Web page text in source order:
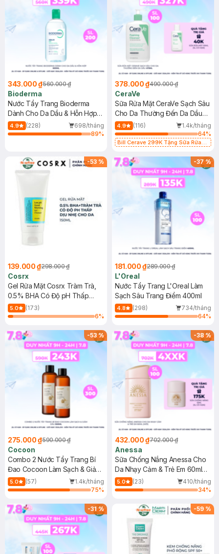
343.000 ₫560.000 ₫
Bioderma
Nước Tẩy Trang Bioderma
Dành Cho Da Dầu & Hỗn Hợp
500ml
4.9 (228)
698/tháng
89%
378.000 ₫490.000 ₫
CeraVe
Sữa Rửa Mặt CeraVe Sạch Sâu
Cho Da Thường Đến Da Dầu
473ml
4.9 (116)
1.4k/tháng
64%
Bill Cerave 299K Tặng Sữa Rửa
-53 %
139.000 ₫298.000 ₫
Cosrx
Gel Rửa Mặt Cosrx Tràm Trà,
0.5% BHA Có Độ pH Thấp
150ml
5.0
(173)
6%
-37%
181.000 ₫289.000 ₫
L'Oreal
Nước Tẩy Trang L'Oreal Làm
Sạch Sâu Trang Điểm 400ml
4.8 (298)
734/tháng
64%
-53%
275.000 ₫590.000 ₫
Cocoon
Combo 2 Nước Tẩy Trang Bí
Đao Cocoon Làm Sạch & Giảm
Dầu 500ml
5.0 (57)
1.4k/tháng
75%
-38%
432.000 ₫702.000 ₫
Anessa
Sữa Chống Nắng Anessa Cho
Da Nhạy Cảm & Trẻ Em 60ml
(Mới)
5.0 (23)
410/tháng
34%
-31% -59 %